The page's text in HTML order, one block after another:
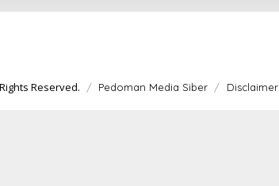
Reserved. Pedoman Media Siber Disclaimer